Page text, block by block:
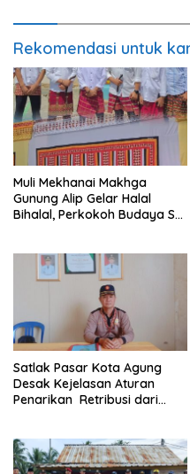
Rekomendasi untuk
Muli Mekhanai Makhga
Gunung Alip Gelar Halal
Bihalal, Perkokoh Budaya Sai
Satlak Pasar Kota Agung
Desak Kejelasan Aturan
Penarikan Retribusi dari